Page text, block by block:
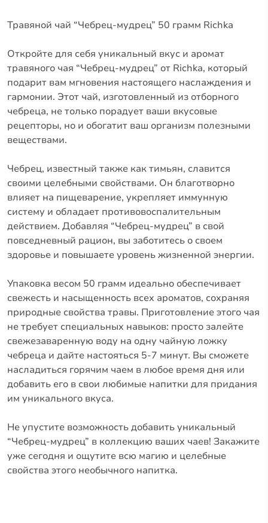
Травяной чай “Чебрец-мудрец” 50 грамм Richka
Откройте для себя уникальный вкус и аромат
травяного чая “Чебрец-мудрец” от Richka, который
подарит вам мгновения настоящего наслаждения и
гармонии. Этот чай, изготовленный из отборного
чебреца, не только порадует ваши вкусовые
рецепторы, но и обогатит ваш организм полезными
веществами.
Чебрец, известный также как тимьян, славится
своими целебными свойствами. Он благотворно
влияет на пищеварение, укрепляет иммунную
систему и обладает противовоспалительным
действием. Добавляя “Чебрец-мудрец” в свой
повседневный рацион, вы заботитесь о своем
здоровье и повышаете уровень жизненной энергии.
Упаковка весом 50 грамм идеально обеспечивает
свежесть и насыщенность всех ароматов, сохраняя
природные свойства травы. Приготовление этого чая
не требует специальных навыков: просто залейте
свежезаваренную воду на одну чайную ложку
чебреца и дайте настояться 5-7 минут. Вы сможете
насладиться горячим чаем в любое время дня или
добавить его в свои любимые напитки для придания
им уникального вкуса.
Не упустите возможность добавить уникальный
“Чебрец-мудрец” в коллекцию ваших чаев! Закажите
уже сегодня и ощутите всю магию и целебные
свойства этого необычного напитка.